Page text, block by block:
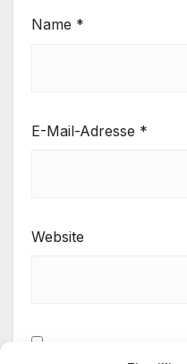
Name *
E-Mail-Adresse *
Website